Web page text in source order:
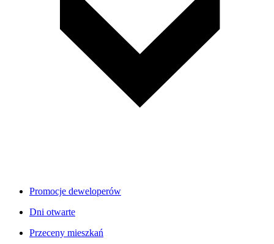
Promocje deweloperów
Dni otwarte
Przeceny mieszkań